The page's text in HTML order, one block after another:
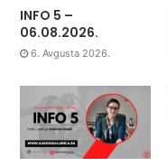
INFO 5 –
06.08.2026.
6. Avgusta 2026.